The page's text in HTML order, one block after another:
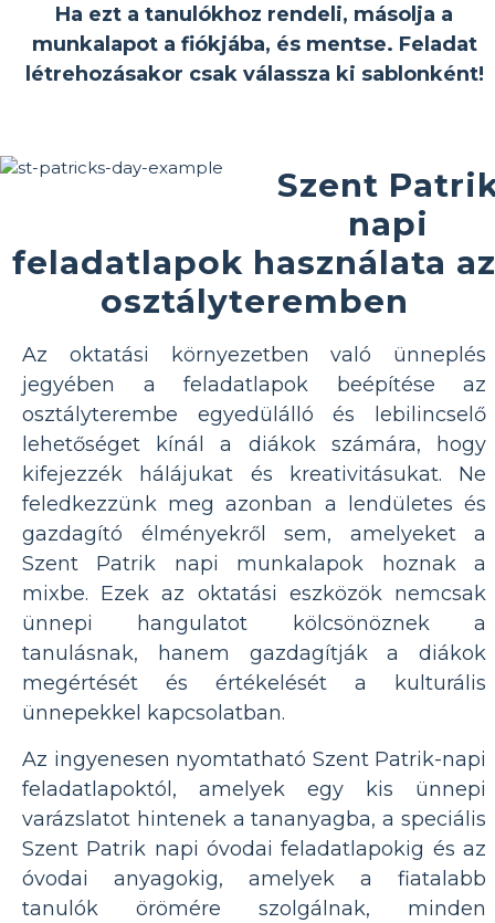
Ha ezt a tanulókhoz rendeli, másolja a
munkalapot a fiókjába, és mentse. Feladat
létrehozásakor csak válassza ki sablonként!
Szent
napi
feladatlapok használata az
osztályteremben
Az oktatási környezetben való ünneplés
jegyében a feladatlapok beépítése az
osztályterembe egyedülálló és lebilincselő
lehetőséget kínál a diákok számára, hogy
kifejezzék hálájukat és kreativitásukat. Ne
feledkezzünk meg azonban a lendületes és
gazdagító élményekről sem, amelyeket a
Szent Patrik napi munkalapok hoznak a
mixbe. Ezek az oktatási eszközök nemcsak
ünnepi hangulatot kölcsönöznek a
tanulásnak, hanem gazdagítják a diákok
megértését és értékelését a kulturális
ünnepekkel kapcsolatban.
Az ingyenesen nyomtatható Szent Patrik-napi
feladatlapoktól, amelyek egy kis ünnepi
varázslatot hintenek a tananyagba, a speciális
Szent Patrik napi óvodai feladatlapokig és az
óvodai anyagokig, amelyek a fiatalabb
tanulók örömére szolgálnak, minden